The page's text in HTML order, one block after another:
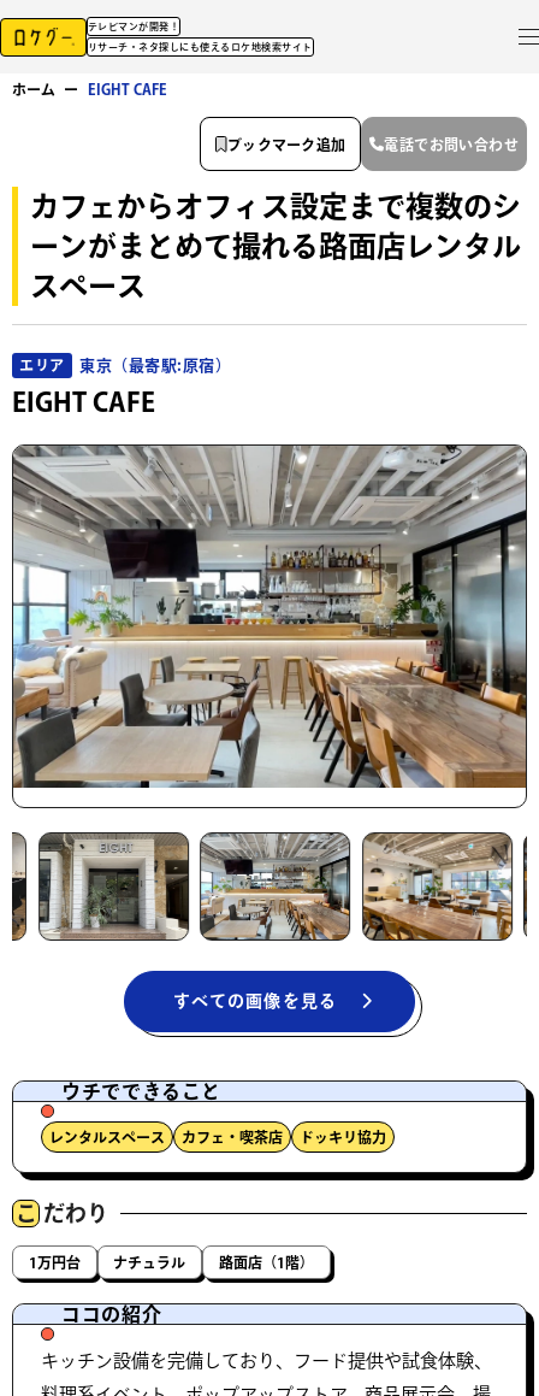
テレビマンが開発！
リサーチ・ネタ探しにも使えるロケ地検索サイト
ホーム ー EIGHT CAFE
カフェからオフィス設定まで複数のシ
ーンがまとめて撮れる路面店レンタル
スペース
エリア 東京（最寄駅:原宿）
EIGHT CAFE
すべての画像を見る
ウチでできること
レンタルスペース カフェ・喫茶店 ドッキリ協力
こ だわり
1万円台 ナチュラル 路面店（1階）
ココの紹介
キッチン設備を完備しており、フード提供や試食体験、
ブックマーク追加 電話でお問い合わせ